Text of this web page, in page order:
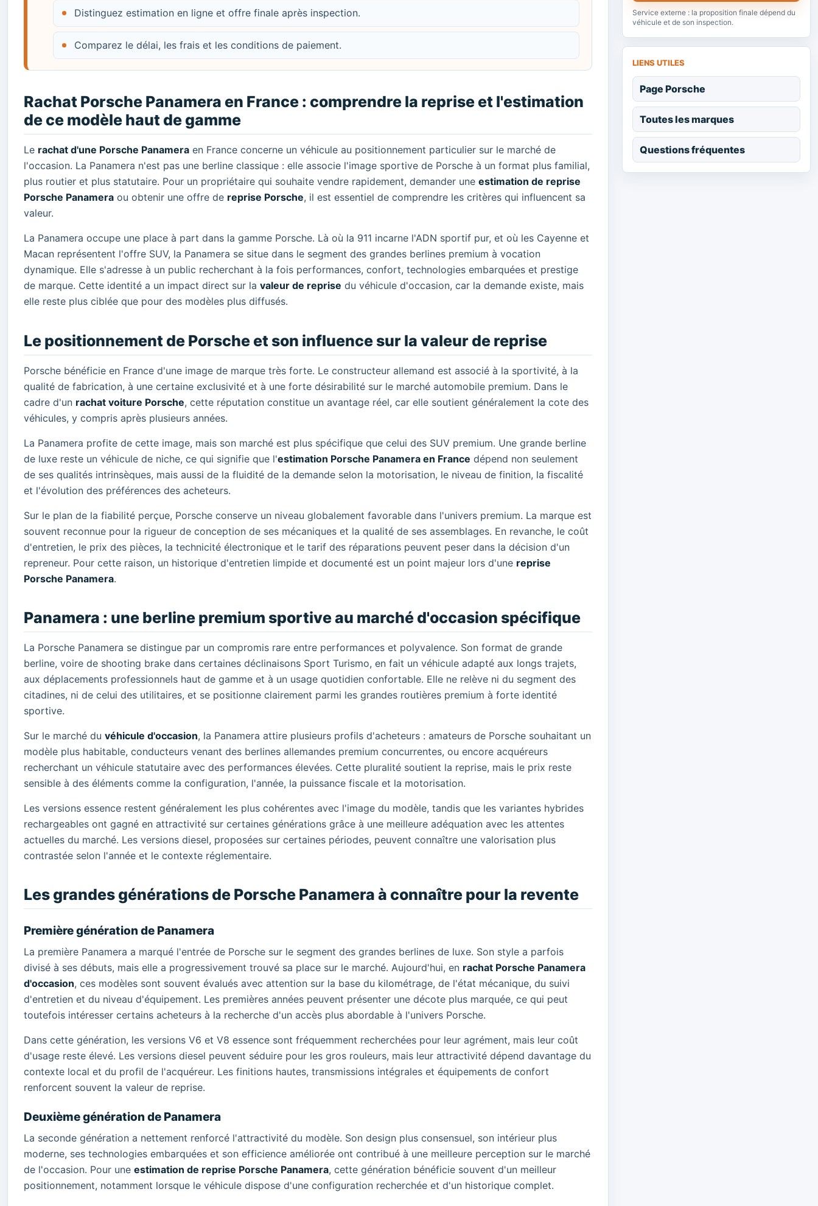
Distinguez estimation en ligne et offre finale après inspection.
Comparez le délai, les frais et les conditions de paiement.
Rachat Porsche Panamera en France : comprendre la reprise et l'estimation
de ce modèle haut de gamme
Le rachat d'une Porsche Panamera en France concerne un véhicule au positionnement particulier sur le marché de
l'occasion. La Panamera n'est pas une berline classique : elle associe l'image sportive de Porsche à un format plus familial,
plus routier et plus statutaire. Pour un propriétaire qui souhaite vendre rapidement, demander une estimation de reprise
Porsche Panamera ou obtenir une offre de reprise Porsche, il est essentiel de comprendre les critères qui influencent sa
valeur.
La Panamera occupe une place à part dans la gamme Porsche. Là où la 911 incarne l'ADN sportif pur, et où les Cayenne et
Macan représentent l'offre SUV, la Panamera se situe dans le segment des grandes berlines premium à vocation
dynamique. Elle s'adresse à un public recherchant à la fois performances, confort, technologies embarquées et prestige
de marque. Cette identité a un impact direct sur la valeur de reprise du véhicule d'occasion, car la demande existe, mais
elle reste plus ciblée que pour des modèles plus diffusés.
Le positionnement de Porsche et son influence sur la valeur de reprise
Porsche bénéficie en France d'une image de marque très forte. Le constructeur allemand est associé à la sportivité, à la
qualité de fabrication, à une certaine exclusivité et à une forte désirabilité sur le marché automobile premium. Dans le
cadre d'un rachat voiture Porsche, cette réputation constitue un avantage réel, car elle soutient généralement la cote des
véhicules, y compris après plusieurs années.
La Panamera profite de cette image, mais son marché est plus spécifique que celui des SUV premium. Une grande berline
de luxe reste un véhicule de niche, ce qui signifie que l'estimation Porsche Panamera en France dépend non seulement
de ses qualités intrinsèques, mais aussi de la fluidité de la demande selon la motorisation, le niveau de finition, la fiscalité
et l'évolution des préférences des acheteurs.
Sur le plan de la fiabilité perçue, Porsche conserve un niveau globalement favorable dans l'univers premium. La marque est
souvent reconnue pour la rigueur de conception de ses mécaniques et la qualité de ses assemblages. En revanche, le coût
d'entretien, le prix des pièces, la technicité électronique et le tarif des réparations peuvent peser dans la décision d'un
repreneur. Pour cette raison, un historique d'entretien limpide et documenté est un point majeur lors d'une reprise
Porsche Panamera.
Panamera : une berline premium sportive au marché d'occasion spécifique
La Porsche Panamera se distingue par un compromis rare entre performances et polyvalence. Son format de grande
berline, voire de shooting brake dans certaines déclinaisons Sport Turismo, en fait un véhicule adapté aux longs trajets,
aux déplacements professionnels haut de gamme et à un usage quotidien confortable. Elle ne relève ni du segment des
citadines, ni de celui des utilitaires, et se positionne clairement parmi les grandes routières premium à forte identité
sportive.
Sur le marché du véhicule d'occasion, la Panamera attire plusieurs profils d'acheteurs : amateurs de Porsche souhaitant un
modèle plus habitable, conducteurs venant des berlines allemandes premium concurrentes, ou encore acquéreurs
recherchant un véhicule statutaire avec des performances élevées. Cette pluralité soutient la reprise, mais le prix reste
sensible à des éléments comme la configuration, l'année, la puissance fiscale et la motorisation.
Les versions essence restent généralement les plus cohérentes avec l'image du modèle, tandis que les variantes hybrides
rechargeables ont gagné en attractivité sur certaines générations grâce à une meilleure adéquation avec les attentes
actuelles du marché. Les versions diesel, proposées sur certaines périodes, peuvent connaître une valorisation plus
contrastée selon l'année et le contexte réglementaire.
Les grandes générations de Porsche Panamera à connaître pour la revente
Première génération de Panamera
La première Panamera a marqué l'entrée de Porsche sur le segment des grandes berlines de luxe. Son style a parfois
divisé à ses débuts, mais elle a progressivement trouvé sa place sur le marché. Aujourd'hui, en rachat Porsche Panamera
d'occasion, ces modèles sont souvent évalués avec attention sur la base du kilométrage, de l'état mécanique, du suivi
d'entretien et du niveau d'équipement. Les premières années peuvent présenter une décote plus marquée, ce qui peut
toutefois intéresser certains acheteurs à la recherche d'un accès plus abordable à l'univers Porsche.
Dans cette génération, les versions V6 et V8 essence sont fréquemment recherchées pour leur agrément, mais leur coût
d'usage reste élevé. Les versions diesel peuvent séduire pour les gros rouleurs, mais leur attractivité dépend davantage du
contexte local et du profil de l'acquéreur. Les finitions hautes, transmissions intégrales et équipements de confort
renforcent souvent la valeur de reprise.
Deuxième génération de Panamera
La seconde génération a nettement renforcé l'attractivité du modèle. Son design plus consensuel, son intérieur plus
moderne, ses technologies embarquées et son efficience améliorée ont contribué à une meilleure perception sur le marché
de l'occasion. Pour une estimation de reprise Porsche Panamera, cette génération bénéficie souvent d'un meilleur
positionnement, notamment lorsque le véhicule dispose d'une configuration recherchée et d'un historique complet.
Service externe : la proposition finale dépend du
véhicule et de son inspection.
LIENS UTILES
Page Porsche
Toutes les marques
Questions fréquentes